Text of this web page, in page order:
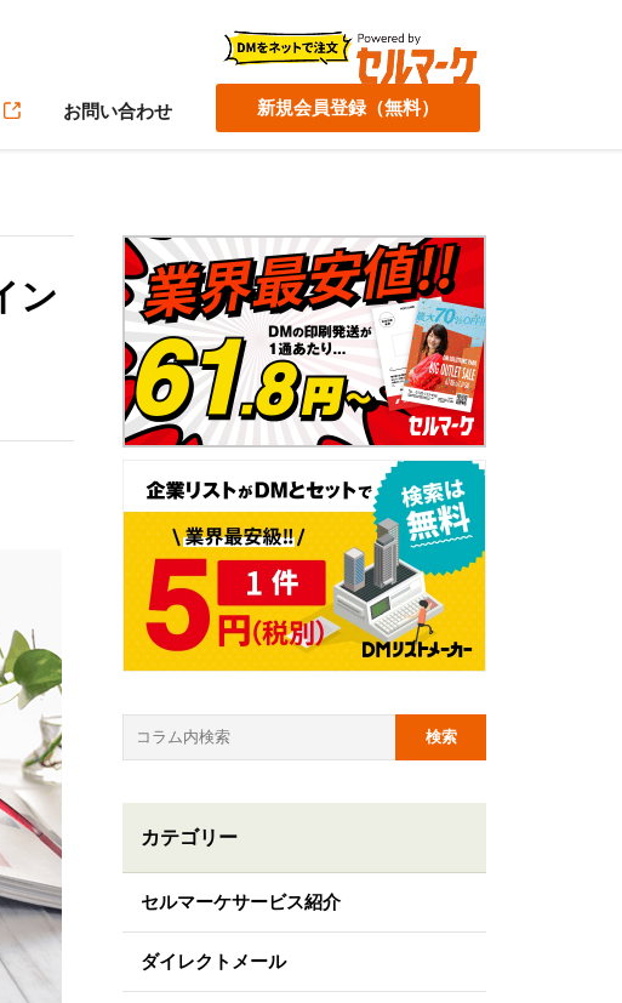
お問い合わせ 新規会員登録（無料）
ン
カテゴリー
セルマーケサービス紹介
ダイレクトメール